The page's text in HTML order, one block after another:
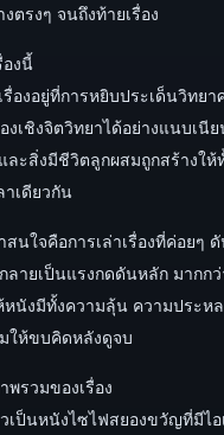
ตรงๆ จนถึงท้ายเรื่อง
องนี้
รื่องอยู่ที่การหยิบประเด็นวิทย
งเชิงจิตวิทยาได้อย่างแนบเนี
ละสิ่งมีชีวิตลูกผสมถูกสร้างใ
าเดียวกัน
สนใจคือการเล่าเรื่องที่ค่อยๆ
ลายเป็นแรงกดดันหลัก มากก
หนังมีทั้งความลุ้น ความประห
ให้ขบคิดหลังดูจบ
พรวมของเรื่อง
เป็นหนังไซไฟสยองขวัญที่มีไ